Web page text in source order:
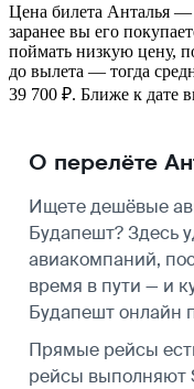
Цена билета Анталья —
заранее вы его
поймать низкую цену,
до вылета — тогда
39 700 ₽. Ближе к дате
О перелёте
Ищете дешёвые
Будапешт? Здесь
авиакомпаний,
время в пути — и
Будапешт онлайн
Прямые рейсы
рейсы выполняют